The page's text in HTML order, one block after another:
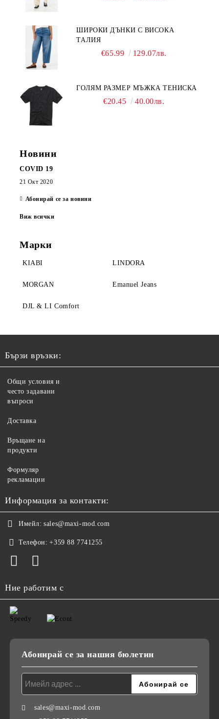
ШИРОКИ ДЪНКИ С ВИСОКА
ТАЛИЯ
€65.99 129.07лв.
ГОЛЯМ РАЗМЕР МЪЖКА ТЕНИСКА
€20.45 40.00лв.
Новини
COVID 19
21 Окт 2020
Абонирай се за новини
Виж всички
Марки
KIABI LINDORA
MORGAN Emanuel Jeans
DJL & LI Comfort
Бързи връзки:
Общи условия и
често задавани
въпроси
Доставка
Връщане на
продукти
Формуляр
рекламации
Информация за контакти:
Имейл: sales@maxi-mod.com
Телефон: +359 88 7741255
Ние работим с
Абонирай се за нашия бюлетин
sales@maxi-mod.com